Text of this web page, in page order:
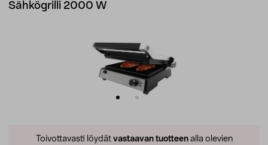
Sähkögrilli 2000 W
Toivottavasti löydät vastaavan tuotteenalla olevien